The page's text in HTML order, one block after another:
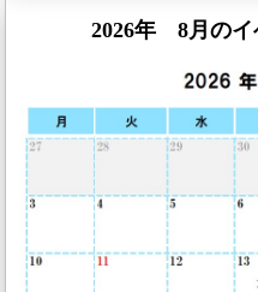
2026年 8月のイ